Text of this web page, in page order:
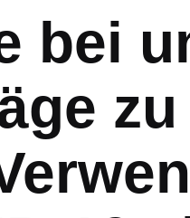
bei